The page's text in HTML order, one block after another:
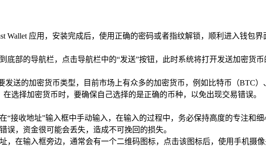
Wallet 应用，安装完成后，使用正确的密码或者指纹解锁，顺利进入钱包
底部的导航栏，点击导航栏中的“发送”按钮，此时系统将打开发送加密货
发送的加密货币类型，目前市场上有众多的加密货币，例如比特币（BTC
选择加密货币时，要确保自己选择的是正确的币种，以免出现交易错误。
“接收地址”输入框中手动输入，在输入的过程中，务必保持高度的专注和
误，资金很可能会丢失，造成不可挽回的损失。
，在输入框旁边，通常会有一个二维码图标，点击该图标后，使用手机摄